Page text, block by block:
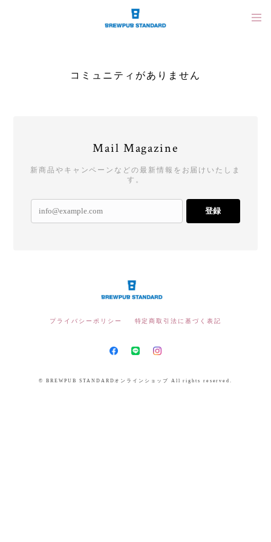
コミュニティがありません
Mail Magazine
新商品やキャンペーンなどの最新情報をお届けいたしま
す。
登録
プライバシーポリシー 特定商取引法に基づく表記
© BREWPUB STANDARDオンラインショップ All rights reserved.